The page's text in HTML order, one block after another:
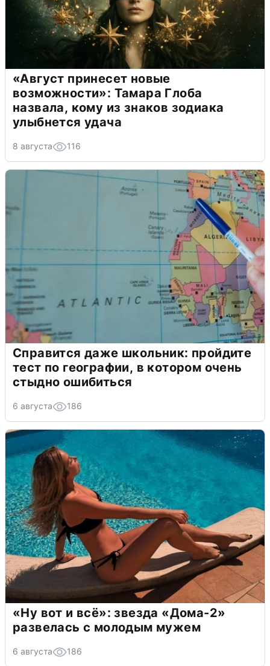
«Август принесет новые
возможности»: Тамара Глоба
назвала, кому из знаков зодиака
улыбнется удача
8 августа 116
Справится даже школьник: пройдите
тест по географии, в котором очень
стыдно ошибиться
6 августа 186
«Ну вот и всё»: звезда «Дома-2»
развелась с молодым мужем
6 августа 186